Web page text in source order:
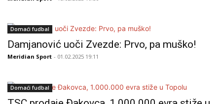
Domaći fudbal
Damjanović uoči Zvezde: Prvo, pa muško!
Meridian Sport - 01.02.2025 19:11
Domaći fudbal